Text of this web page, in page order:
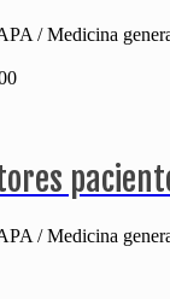
/ Medicina
/ Medicina